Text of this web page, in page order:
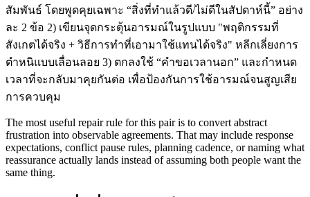
สัมพันธ์ โดยพูดคุยเฉพาะ “สิ่งที่ทำแล้วดี/ไม่ดีในสัปดาห์นี้” อย่าง
ละ 2 ข้อ 2) เขียนจุดกระตุ้นอารมณ์ในรูปแบบ "พฤติกรรมที่
สังเกตได้จริง + วิธีการทำที่เอามาใช้แทนได้จริง" หลีกเลี่ยงการ
ตำหนิแบบเลื่อนลอย 3) ตกลงใช้ “คำขอเวลานอก” และกำหนด
เวลาที่จะกลับมาคุยกันต่อ เพื่อป้องกันการใช้อารมณ์จนสูญเสีย
การควบคุม
The most useful repair rule for this pair is to convert abstract
frustration into observable agreements. That may include response
expectations, conflict pause rules, planning cadence, or naming what
reassurance actually lands instead of assuming both people want the
same thing.